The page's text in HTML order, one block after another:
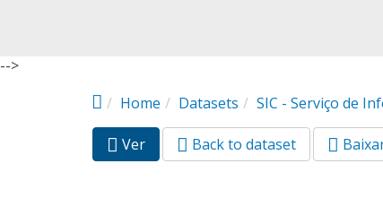
-->
Home
Datasets SIC - Serviço de
Abas primárias
Ver
ativa)
Back to dataset